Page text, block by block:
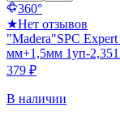
360°
★Нет отзывов
"Madera"SPC
мм+1,5мм 1уп-
379 ₽
В наличии